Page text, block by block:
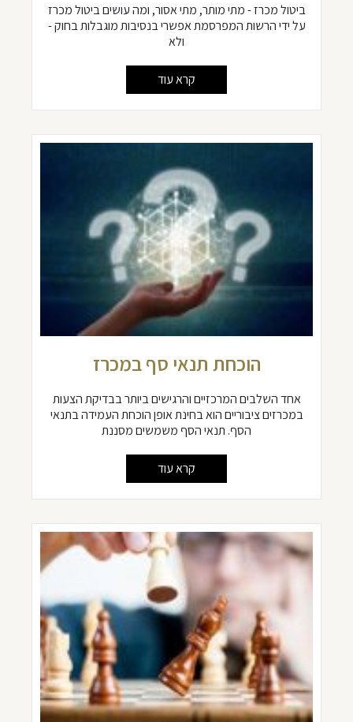
ביטול מכרז - מתי מותר, מתי אסור, ומה עושים ביטול מכרז
על ידי הרשות המפרסמת אפשרי בנסיבות מוגבלות בחוק -
ולא
קרא עוד
הוכחת תנאי סף במכרז
אחד השלבים המרכזיים והרגישים ביותר בבדיקת הצעות
במכרזים ציבוריים הוא בחינת אופן הוכחת העמידה בתנאי
הסף. תנאי הסף משמשים מסננת
קרא עוד